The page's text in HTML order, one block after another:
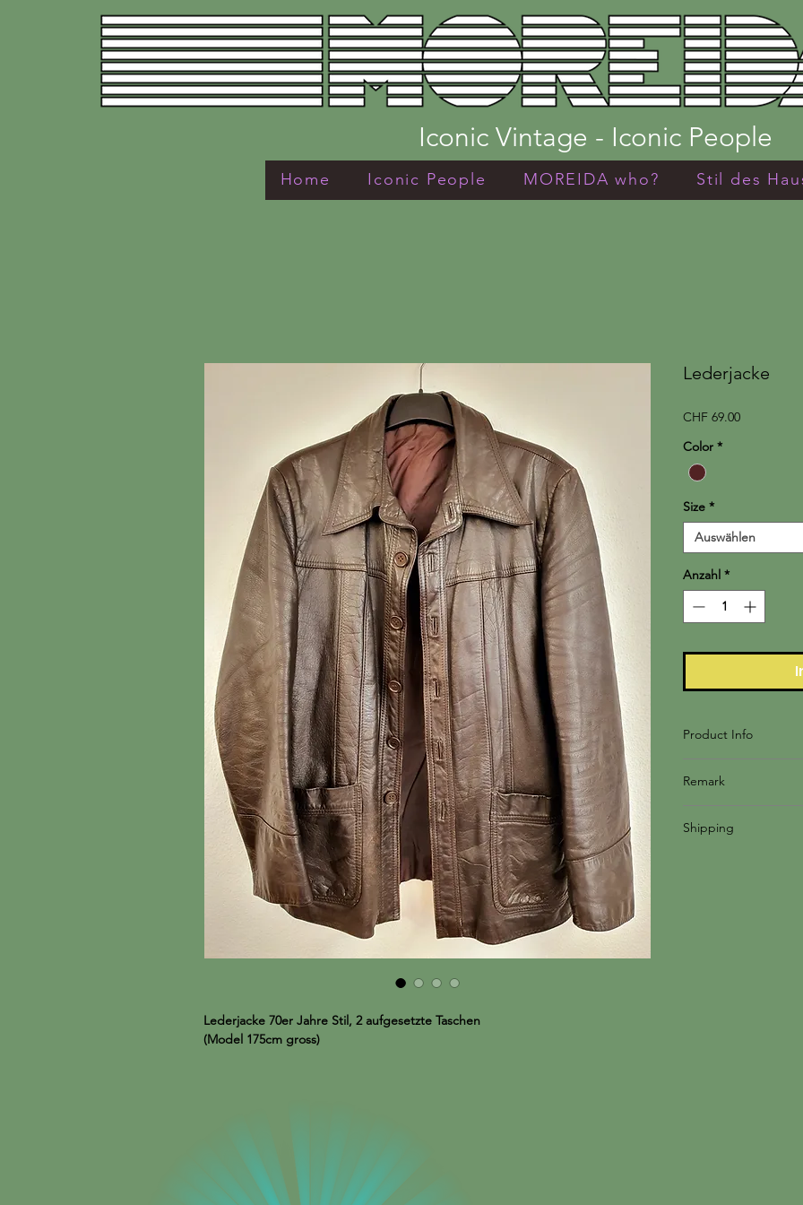
Iconic Vintage - Iconic People
Home Iconic People MOREIDA who? Stil des
Lederjacke 70er Jahre Stil, 2 aufgesetzte Taschen
(Model 175cm gross)
Lederjacke
CHF 69.00Preis
Color *
Size *
Auswählen
Anzahl *
Product Info
Remark
Shipping